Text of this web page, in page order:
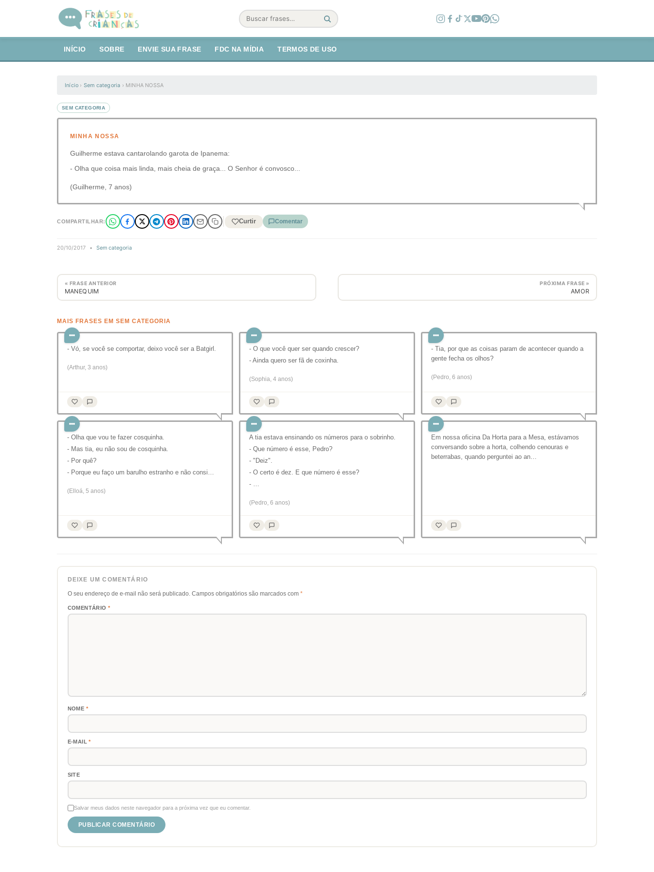
Buscar
INÍCIO SOBRE ENVIE SUA FRASE FDC NA MÍDIA TERMOS DE USO
Início › Sem categoria › MINHA NOSSA
SEM CATEGORIA
MINHA NOSSA
Guilherme estava cantarolando garota de Ipanema:
- Olha que coisa mais linda, mais cheia de graça... O Senhor é convosco...
(Guilherme, 7 anos)
COMPARTILHAR: Curtir Comentar
20/10/2017 • Sem categoria
« FRASE ANTERIOR
MANEQUIM
PRÓXIMA FRASE »
AMOR
MAIS FRASES EM SEM CATEGORIA
- Vó, se você se comportar, deixo você ser a Batgirl.
(Arthur, 3 anos)
- O que você quer ser quando crescer?
- Ainda quero ser fã de coxinha.
(Sophia, 4 anos)
- Tia, por que as coisas param de acontecer quando a
gente fecha os olhos?
(Pedro, 6 anos)
- Olha que vou te fazer cosquinha.
- Mas tia, eu não sou de cosquinha.
- Por quê?
- Porque eu faço um barulho estranho e não consi…
(Elloá, 5 anos)
A tia estava ensinando os números para o sobrinho.
- Que número é esse, Pedro?
- "Deiz".
- O certo é dez. E que número é esse?
- …
(Pedro, 6 anos)
Em nossa oficina Da Horta para a Mesa, estávamos
conversando sobre a horta, colhendo cenouras e
beterrabas, quando perguntei ao an…
DEIXE UM COMENTÁRIO
O seu endereço de e-mail não será publicado. Campos obrigatórios são marcados com *
COMENTÁRIO *
NOME *
E-MAIL*
SITE
Salvar meus dados neste navegador para a próxima vez que eu comentar.